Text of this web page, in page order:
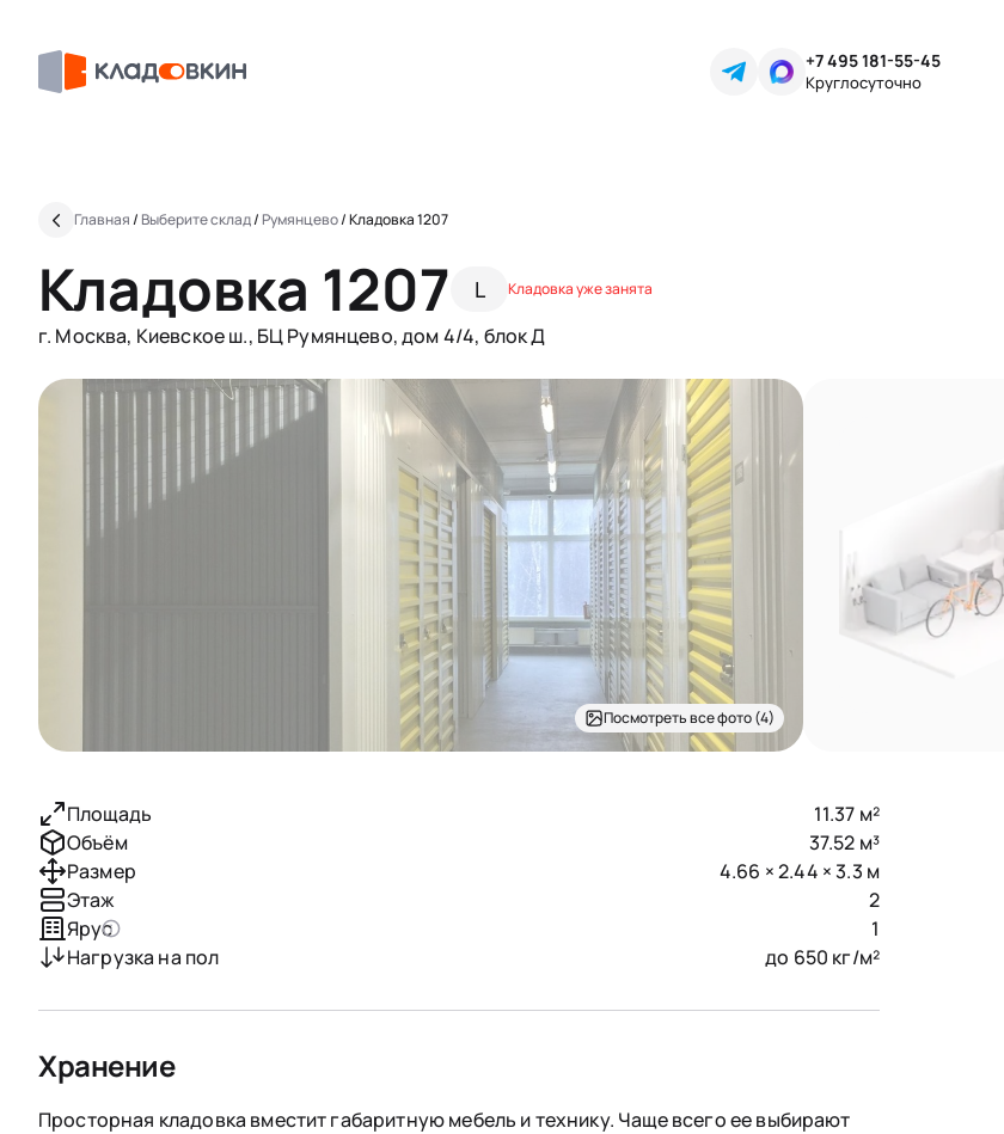
+7 495 181-55-45
Круглосуточно
Главная/ Выберите склад/ Румянцево/Кладовка 1207
Кладовка 1207 L Кладовка уже занята
г. Москва, Киевское ш., БЦ Румянцево, дом 4/4, блок Д
Посмотреть все фото (4)
Площадь
11.37 м²
Объём
37.52 м³
Размер
4.66 × 2.44 × 3.3 м
Этаж
2
Ярус
1
Нагрузка на пол
до 650 кг/м²
Хранение
Просторная кладовка вместит габаритную мебель и технику. Чаще всего ее выбирают